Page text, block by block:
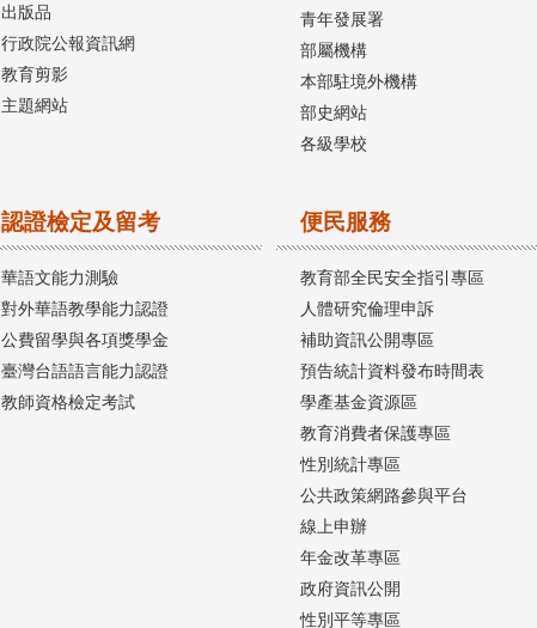
出版品
行政院公報資訊網
教育剪影
主題網站
青年發展署
部屬機構
本部駐境外機構
部史網站
各級學校
認證檢定及留考
華語文能力測驗
對外華語教學能力認證
公費留學與各項獎學金
臺灣台語語言能力認證
教師資格檢定考試
便民服務
教育部全民安全指引專區
人體研究倫理申訴
補助資訊公開專區
預告統計資料發布時間表
學產基金資源區
教育消費者保護專區
性別統計專區
公共政策網路參與平台
線上申辦
年金改革專區
政府資訊公開
性別平等專區